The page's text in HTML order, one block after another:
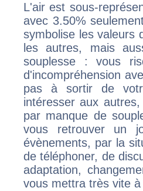
L'air est sous-
avec 3.50%
symbolise les valeurs
les autres, mais
souplesse : vous
d'incompréhension
pas à sortir de
intéresser aux
par manque de
vous retrouver un
évènements, par la
de téléphoner, de
adaptation,
vous mettra très vite